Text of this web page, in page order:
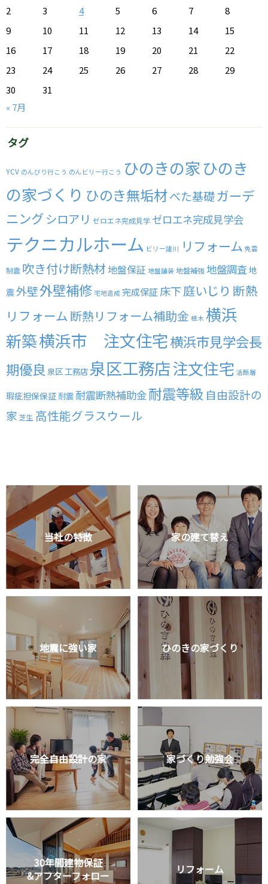
2 3 4 5 6 7
8
9
10 11 12 13 14
15
16
17 18 19 20 21
22
23
24 25 26 27 28
29
30
31
« 7月
タグ
YCV のんびり行こう のんビリー行こう ひのきの家ひのき
の家づくり ひのき無垢材べた基礎ガーデ
ニングシロアリ ゼロエネ完成見学ゼロエネ完成見学会
テクニカルホーム ビリー諸川 リフォーム 免震
制震 吹き付け断熱材地盤保証 地盤舗装 地盤補強 地盤調査地
震外壁外壁補修 宅地造成 完成保証 床下庭いじり 断熱
リフォーム 断熱リフォーム補助金 植木 横浜
新築横浜市 注文住宅横浜市見学会長
期優良 泉区 工務店泉区工務店注文住宅 活断層
瑕疵担保保証 耐震 耐震断熱補助金耐震等級 自由設計の
家 芝生 高性能グラスウール
当社の特徴 家の建て替え
地震に強い家 ひのきの家づくり
完全自由設計の家 家づくり勉強会
30年間建物保証
&アフターフォロー
リフォーム